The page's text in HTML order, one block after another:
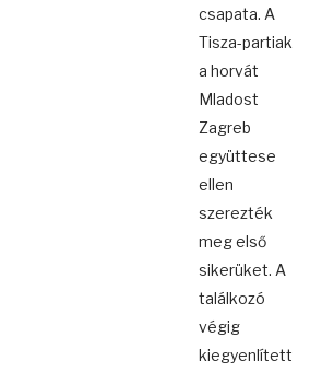
csapata. A
Tisza-partiak
a horvát
Mladost
Zagreb
együttese
ellen
szerezték
meg első
sikerüket. A
találkozó
végig
kiegyenlített